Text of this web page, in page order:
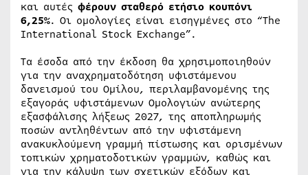
και αυτές φέρουν σταθερό ετήσιο κουπόνι
6,25%. Οι ομολογίες είναι εισηγμένες στο “The
International Stock Exchange”.
Τα έσοδα από την έκδοση θα χρησιμοποιηθούν
για την αναχρηματοδότηση υφιστάμενου
δανεισμού του Ομίλου, περιλαμβανομένης της
εξαγοράς υφιστάμενων Ομολογιών ανώτερης
εξασφάλισης λήξεως 2027, της αποπληρωμής
ποσών αντληθέντων από την υφιστάμενη
ανακυκλούμενη γραμμή πίστωσης και ορισμένων
τοπικών χρηματοδοτικών γραμμών, καθώς και
για την κάλυψη των σχετικών εξόδων και